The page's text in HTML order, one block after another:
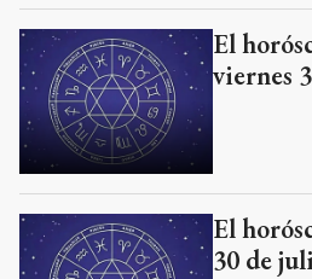
El
viernes
El
30 de